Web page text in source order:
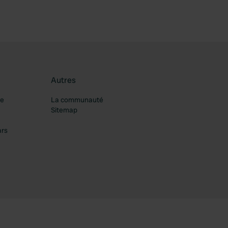
Autres
La communauté
Sitemap